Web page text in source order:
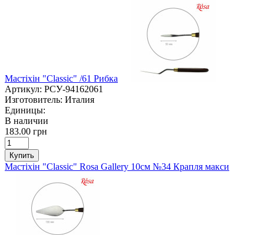
Мастіхін "Classic" /61 Рибка
Артикул: РСУ-94162061
Изготовитель: Италия
Единицы:
В наличии
183.00 грн
Купить
Мастіхін "Classic" Rosa Gallery 10см №34 Крапля макси